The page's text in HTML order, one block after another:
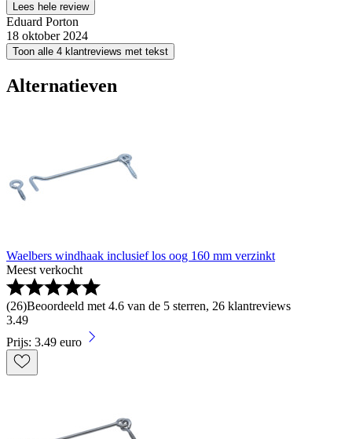
Lees hele review
Eduard Porton
18 oktober 2024
Toon alle 4 klantreviews met tekst
Alternatieven
Waelbers windhaak inclusief los oog 160 mm verzinkt
Meest verkocht
(26)Beoordeeld met 4.6 van de 5 sterren, 26 klantreviews
3.49
Prijs: 3.49 euro